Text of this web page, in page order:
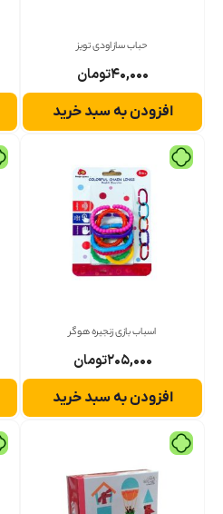
حباب ساز اودی تویز
۴۰,۰۰۰تومان
افزودن به سبد خرید
اسباب بازی زنجیره هوگر
۲۰۵,۰۰۰تومان
افزودن به سبد خرید